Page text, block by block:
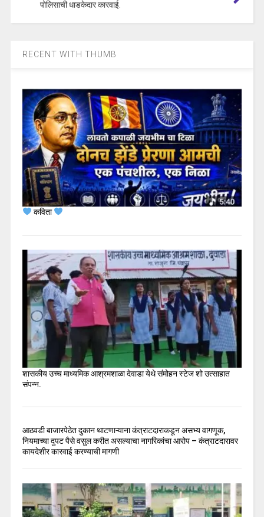
पोलिसाची धाडकेदार कारवाई.
RECENT WITH THUMB
कविता
शासकीय उच्च माध्यमिक आश्रमशाळा देवाडा येथे संमोहन स्टेज शो उत्साहात
संपन्न.
आठवडी बाजारपेठेत दुकान थाटणाऱ्याना कंत्राटदाराकडून असभ्य वागणूक,
नियमाच्या दुपट पैसे वसुल करीत असल्याचा नागरिकांचा आरोप – कंत्राटदारावर
कायदेशीर कारवाई करण्याची मागणी